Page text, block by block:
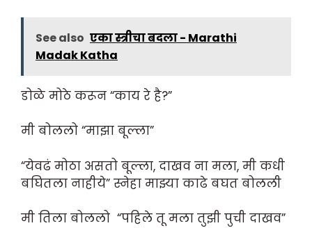
See also एका स्त्रीचा बदला - Marathi
Madak Katha
डोळे मोठे करून “काय रे है?”
मी बोललो “माझा बूल्ला”
“येवढं मोठा असतो बूल्ला, दाखव ना मला, मी कधी
बघितला नाहीये” स्नेहा माझ्या काढे बघत बोलली
मी तिला बोललो “पहिले तू मला तुझी पुची दाखव”